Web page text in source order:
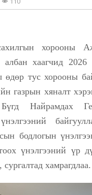
МЭДЭЭЛЭЛ
ЭМХЭТГЭЛ
ХОРООНЫ ДҮРЭМ, ЖУРАМ
ЧИГ ҮҮРЭГ
ЭРХ ЗҮЙН АКТ
ГАРЫН АВЛАГА
БАРИХ
МЭДЭЭЛЭЛ ХЭРХЭН ГАРГАХ
ШИНЖИЛГЭЭ
хорооны
албан хаагчид
өдөр тус хорооны
газрын хяналт
Найрамдах
бодлогын
үнэлгээний үр
сургалтад хамрагдлаа.